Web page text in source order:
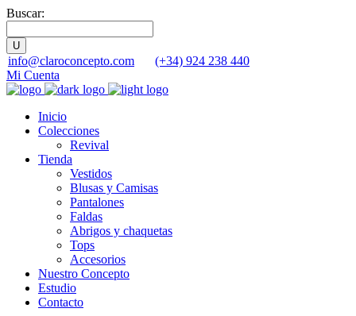
Buscar:
info@claroconcepto.com
(+34) 924 238 440
Mi Cuenta
Inicio
Colecciones
Revival
Tienda
Vestidos
Blusas y Camisas
Pantalones
Faldas
Abrigos y chaquetas
Tops
Accesorios
Nuestro Concepto
Estudio
Contacto